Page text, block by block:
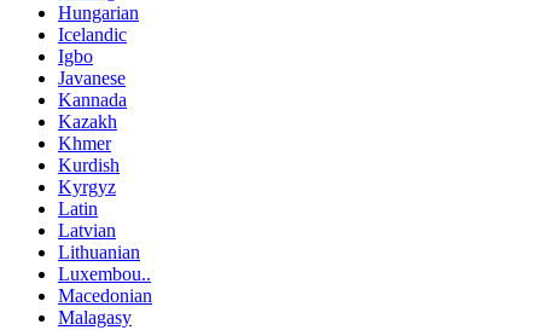
Hungarian
Icelandic
Igbo
Javanese
Kannada
Kazakh
Khmer
Kurdish
Kyrgyz
Latin
Latvian
Lithuanian
Luxembou..
Macedonian
Malagasy